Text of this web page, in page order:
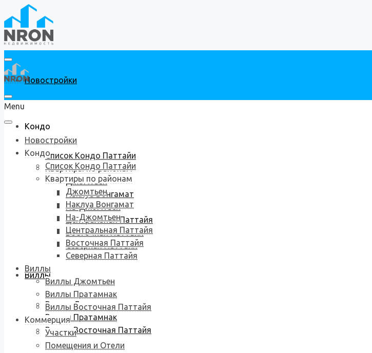
Новостройки
Кондо
Список Кондо Паттайи
Квартиры по районам
Джомтьен
Наклуа Вонгамат
На-Джомтьен
Центральная Паттайя
Восточная Паттайя
Северная Паттайя
Виллы
Виллы Джомтьен
Виллы Пратамнак
Виллы Восточная Паттайя
Menu
Новостройки
Кондо
Список Кондо Паттайи
Квартиры по районам
Джомтьен
Наклуа Вонгамат
На-Джомтьен
Центральная Паттайя
Восточная Паттайя
Северная Паттайя
Виллы
Виллы Джомтьен
Виллы Пратамнак
Виллы Восточная Паттайя
Коммерция
Участки
Помещения и Отели